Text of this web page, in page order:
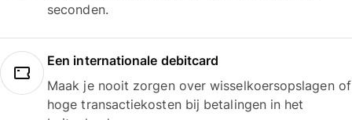
seconden.
Een internationale debitcard
Maak je nooit zorgen over wisselkoersopslagen of
hoge transactiekosten bij betalingen in het